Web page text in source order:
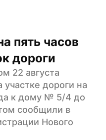
пять часов
дороги
22 августа
дороги на
к дому № 5/4 до
сообщили в
Нового